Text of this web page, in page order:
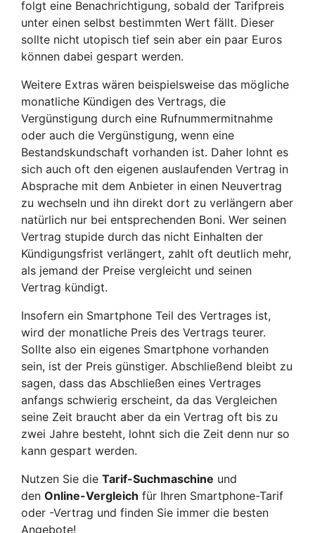
folgt eine Benachrichtigung, sobald der Tarifpreis
unter einen selbst bestimmten Wert fällt. Dieser
sollte nicht utopisch tief sein aber ein paar Euros
können dabei gespart werden.
Weitere Extras wären beispielsweise das mögliche
monatliche Kündigen des Vertrags, die
Vergünstigung durch eine Rufnummermitnahme
oder auch die Vergünstigung, wenn eine
Bestandskundschaft vorhanden ist. Daher lohnt es
sich auch oft den eigenen auslaufenden Vertrag in
Absprache mit dem Anbieter in einen Neuvertrag
zu wechseln und ihn direkt dort zu verlängern aber
natürlich nur bei entsprechenden Boni. Wer seinen
Vertrag stupide durch das nicht Einhalten der
Kündigungsfrist verlängert, zahlt oft deutlich mehr,
als jemand der Preise vergleicht und seinen
Vertrag kündigt.
Insofern ein Smartphone Teil des Vertrages ist,
wird der monatliche Preis des Vertrags teurer.
Sollte also ein eigenes Smartphone vorhanden
sein, ist der Preis günstiger. Abschließend bleibt zu
sagen, dass das Abschließen eines Vertrages
anfangs schwierig erscheint, da das Vergleichen
seine Zeit braucht aber da ein Vertrag oft bis zu
zwei Jahre besteht, lohnt sich die Zeit denn nur so
kann gespart werden.
Nutzen Sie die Tarif-Suchmaschine und
den Online-Vergleich für Ihren Smartphone-Tarif
oder -Vertrag und finden Sie immer die besten
Angebote!